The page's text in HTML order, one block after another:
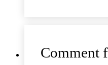
Comment